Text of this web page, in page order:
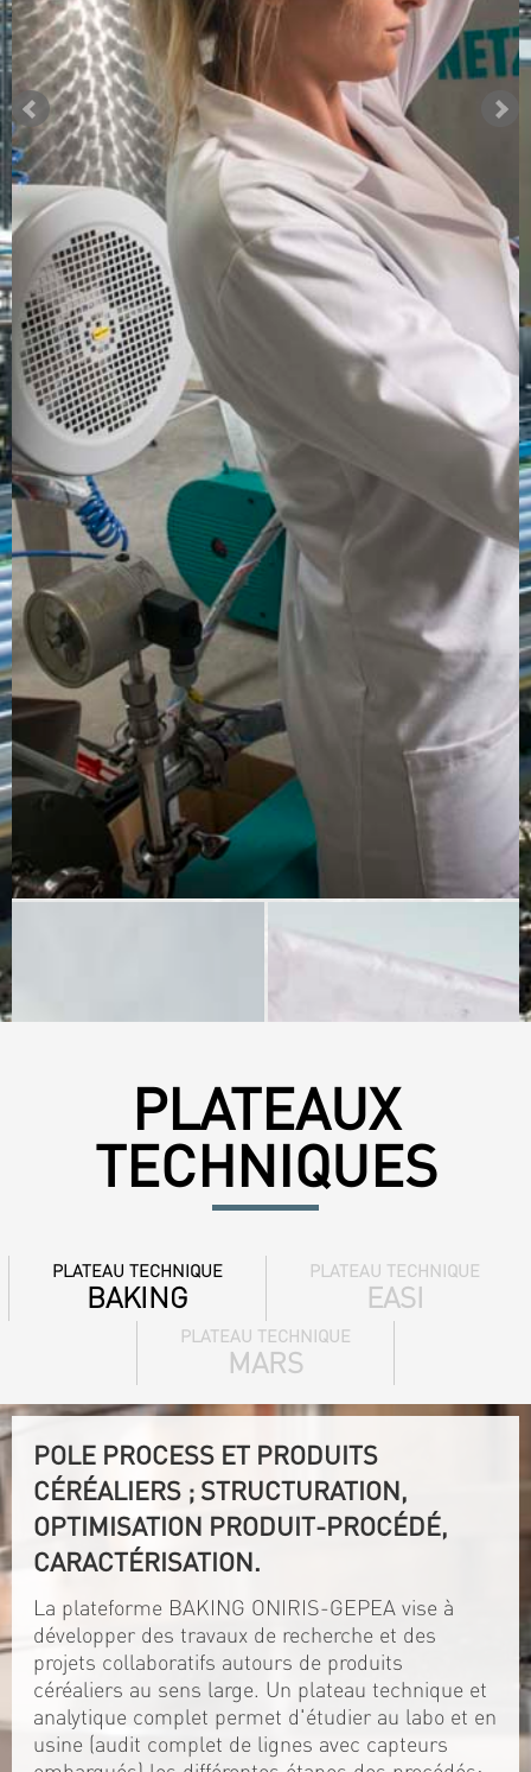
PLATEAUX
TECHNIQUES
PLATEAU TECHNIQUE
BAKING
PLATEAU TECHNIQUE
EASI
PLATEAU TECHNIQUE
MARS
POLE PROCESS ET PRODUITS
CÉRÉALIERS ; STRUCTURATION,
OPTIMISATION PRODUIT-PROCÉDÉ,
CARACTÉRISATION.
La plateforme BAKING ONIRIS-GEPEA vise à
développer des travaux de recherche et des
projets collaboratifs autours de produits
céréaliers au sens large. Un plateau technique et
analytique complet permet d'étudier au labo et en
usine (audit complet de lignes avec capteurs